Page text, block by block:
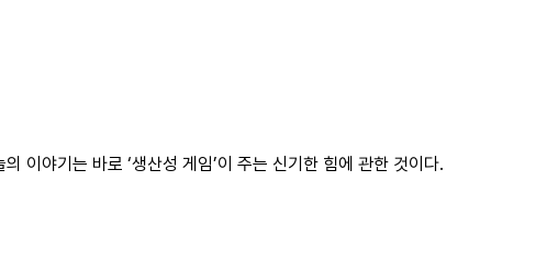
이야기는 바로 ‘생산성 게임’이 주는 신기한 힘에 관한 것이다.